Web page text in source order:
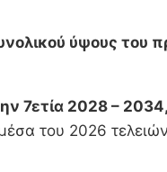
ύψους
7ετία 2028 –
του 2026